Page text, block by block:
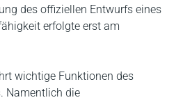
des offiziellen Entwurfs eines
erfolgte erst am
wichtige Funktionen des
Namentlich die